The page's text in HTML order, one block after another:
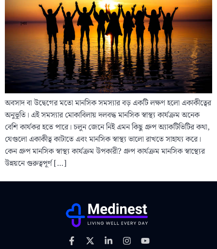
অবসাদ বা উদ্বেগের মতো মানসিক সমস্যার বড় একটি লক্ষণ হলো একাকীত্বের
অনুভূতি। এই সমস্যার মোকাবিলায় দলবদ্ধ মানসিক স্বাস্থ্য কার্যক্রম অনেক
বেশি কার্যকর হতে পারে। চলুন জেনে নিই এমন কিছু গ্রুপ অ্যাকটিভিটির কথা,
যেগুলো একাকীত্ব কাটাতে এবং মানসিক স্বাস্থ্য ভালো রাখতে সাহায্য করে।
কেন গ্রুপ মানসিক স্বাস্থ্য কার্যক্রম উপকারী? গ্রুপ কার্যক্রম মানসিক স্বাস্থ্যের
উন্নয়নে গুরুত্বপূর্ণ […]